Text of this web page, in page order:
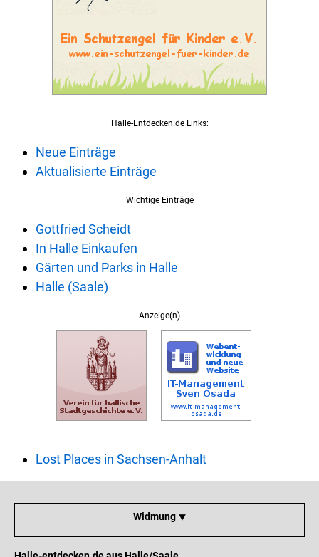
Halle-Entdecken.de Links:
Neue Einträge
Aktualisierte Einträge
Wichtige Einträge
Gottfried Scheidt
In Halle Einkaufen
Gärten und Parks in Halle
Halle (Saale)
Anzeige(n)
Lost Places in Sachsen-Anhalt
Widmung ⯆